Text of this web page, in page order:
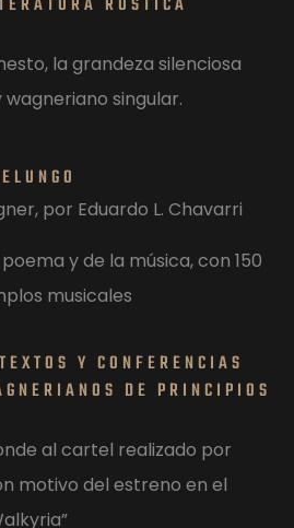
la grandeza silenciosa
singular.
por Eduardo L. Chavarri
y de la música, con 150
musicales
Y CONFERENCIAS
DE PRINCIPIOS
al cartel realizado por
motivo del estreno en el